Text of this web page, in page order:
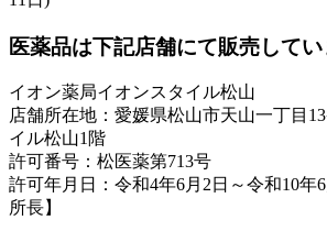
医薬品は下記店舗にて販売してい
イオン薬局イオンスタイル松山
店舗所在地：愛媛県松山市天山一丁目
イル松山1階
許可番号：松医薬第713号
許可年月日：令和4年6月2日～令和10年
所長】